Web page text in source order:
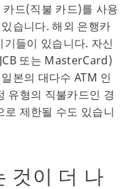
드(직불 카드)를 사용
습니다. 해외 은행카
들이 있습니다. 자신
또는 MasterCard)
본의 대다수 ATM 인
유형의 직불카드인 경
제한될 수도 있습니
것이 더 나